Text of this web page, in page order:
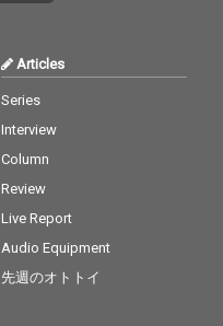
Articles
Series
Interview
Column
Review
Live Report
Audio Equipment
先週のオトトイ